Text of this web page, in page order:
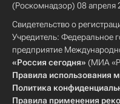
(Роскомнадзор) 08 апреля
Свидетельство о
Учредитель: Федеральное
предприятие
«Россия сегодня» (МИА
Правила использования
Политика
Правила применения